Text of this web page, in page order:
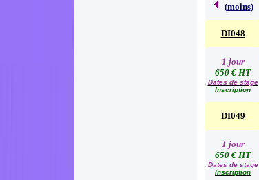
(moins)
DI048
1 jour
650 € HT
Dates de stage
Inscription
DI049
1 jour
650 € HT
Dates de stage
Inscription